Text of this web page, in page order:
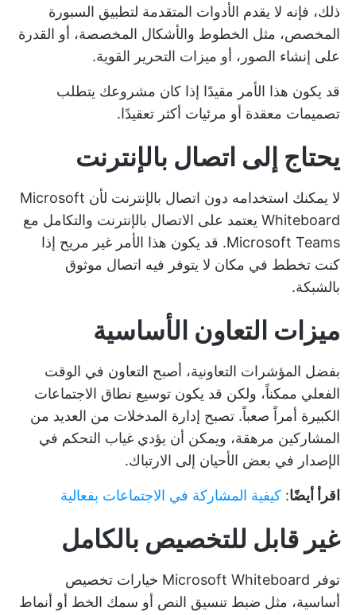
ذلك، فإنه لا يقدم الأدوات المتقدمة لتطبيق السبورة
المخصص، مثل الخطوط والأشكال المخصصة، أو القدرة
على إنشاء الصور، أو ميزات التحرير القوية.
قد يكون هذا الأمر مقيدًا إذا كان مشروعك يتطلب
تصميمات معقدة أو مرئيات أكثر تعقيدًا.
يحتاج إلى اتصال بالإنترنت
لا يمكنك استخدامه دون اتصال بالإنترنت لأن Microsoft
Whiteboard يعتمد على الاتصال بالإنترنت والتكامل مع
Microsoft Teams. قد يكون هذا الأمر غير مريح إذا
كنت تخطط في مكان لا يتوفر فيه اتصال موثوق
بالشبكة.
ميزات التعاون الأساسية
بفضل المؤشرات التعاونية، أصبح التعاون في الوقت
الفعلي ممكناً، ولكن قد يكون توسيع نطاق الاجتماعات
الكبيرة أمراً صعباً. تصبح إدارة المدخلات من العديد من
المشاركين مرهقة، ويمكن أن يؤدي غياب التحكم في
الإصدار في بعض الأحيان إلى الارتباك.
اقرأ أيضًا: كيفية المشاركة في الاجتماعات بفعالية
غير قابل للتخصيص بالكامل
توفر Microsoft Whiteboard خيارات تخصيص
أساسية، مثل ضبط تنسيق النص أو سمك الخط أو أنماط